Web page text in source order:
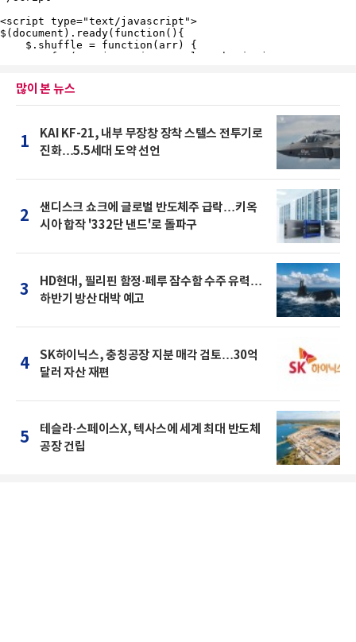
많이 본 뉴스
1
KAI KF-21, 내부 무장창 장착 스텔스 전투기로
진화…5.5세대 도약 선언
2
샌디스크 쇼크에 글로벌 반도체주 급락…키옥
시아 합작 '332단 낸드'로 돌파구
3
HD현대, 필리핀 함정·페루 잠수함 수주 유력…
하반기 방산 대박 예고
4
SK하이닉스, 충칭공장 지분 매각 검토…30억
달러 자산 재편
5
테슬라·스페이스X, 텍사스에 세계 최대 반도체
공장 건립